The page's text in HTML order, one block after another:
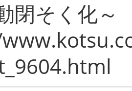
閉そく化～